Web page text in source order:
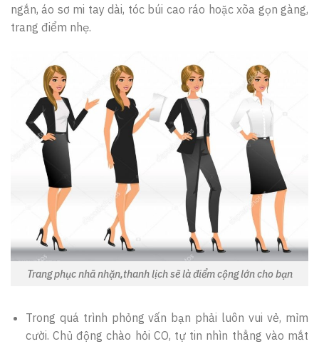
ngắn, áo sơ mi tay dài, tóc búi cao ráo hoặc xõa gọn gàng,
trang điểm nhẹ.
Trang phục nhã nhặn,thanh lịch sẽ là điểm cộng lớn cho bạn
Trong quá trình phỏng vấn bạn phải luôn vui vẻ, mỉm
cười. Chủ động chào hỏi CO, tự tin nhìn thẳng vào mắt